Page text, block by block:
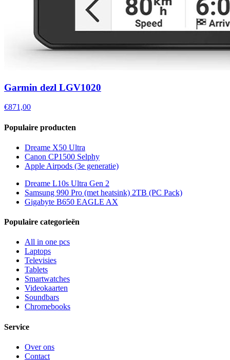
Garmin dezl LGV1020
€871,00
Populaire producten
Dreame X50 Ultra
Canon CP1500 Selphy
Apple Airpods (3e generatie)
Dreame L10s Ultra Gen 2
Samsung 990 Pro (met heatsink) 2TB (PC Pack)
Gigabyte B650 EAGLE AX
Populaire categorieën
All in one pcs
Laptops
Televisies
Tablets
Smartwatches
Videokaarten
Soundbars
Chromebooks
Service
Over ons
Contact